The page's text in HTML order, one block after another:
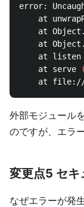
error:
at
at
at
    at listen
    at serve
(
外部モジュール
のですが、エラ
変更点5 セキ
なぜエラーが発